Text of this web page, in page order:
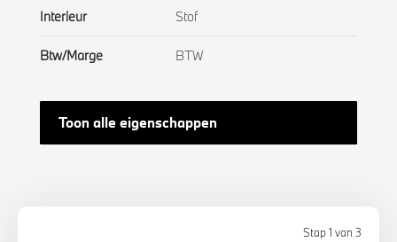
Stap 1 van 3
Interieur Stof
Btw/Marge BTW
Toon alle eigenschappen